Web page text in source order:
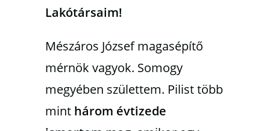
Lakótársaim!
Mészáros József magasépítő
mérnök vagyok. Somogy
megyében születtem. Pilist több
minthárom évtizede